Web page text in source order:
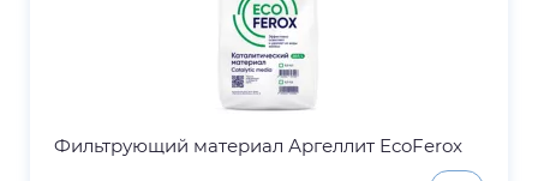
Фильтрующий материал Аргеллит EcoFerox